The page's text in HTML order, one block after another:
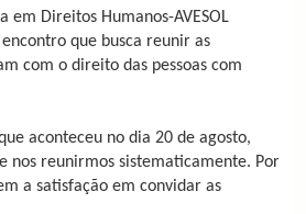
em Direitos Humanos-AVESOL
que busca reunir as
com o direito das pessoas com
aconteceu no dia 20 de agosto,
nos reunirmos sistematicamente. Por
a satisfação em convidar as